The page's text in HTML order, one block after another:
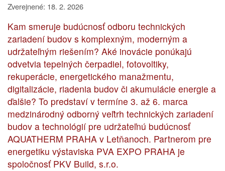
Zverejnené: 18. 2. 2026
Kam smeruje budúcnosť odboru technických
zariadení budov s komplexným, moderným a
udržateľným riešením? Aké inovácie ponúkajú
odvetvia tepelných čerpadiel, fotovoltiky,
rekuperácie, energetického manažmentu,
digitalizácie, riadenia budov či akumulácie energie a
ďalšie? To predstaví v termíne 3. až 6. marca
medzinárodný odborný veľtrh technických zariadení
budov a technológií pre udržateľnú budúcnosť
AQUATHERM PRAHA v Letňanoch. Partnerom pre
energetiku výstaviska PVA EXPO PRAHA je
spoločnosť PKV Build, s.r.o.